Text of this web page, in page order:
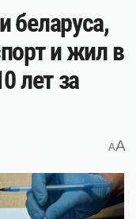
беларуса,
и жил в
лет за
AA